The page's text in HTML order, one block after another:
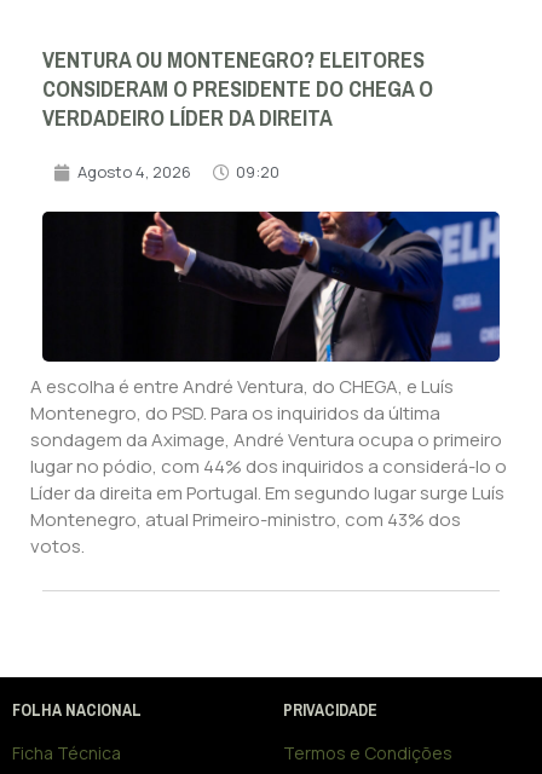
VENTURA OU MONTENEGRO? ELEITORES
CONSIDERAM O PRESIDENTE DO CHEGA O
VERDADEIRO LÍDER DA DIREITA
Agosto 4, 2026 09:20
A escolha é entre André Ventura, do CHEGA, e Luís
Montenegro, do PSD. Para os inquiridos da última
sondagem da Aximage, André Ventura ocupa o primeiro
lugar no pódio, com 44% dos inquiridos a considerá-lo o
Líder da direita em Portugal. Em segundo lugar surge Luís
Montenegro, atual Primeiro-ministro, com 43% dos
votos.
FOLHA NACIONAL
Ficha Técnica
PRIVACIDADE
Termos e Condições